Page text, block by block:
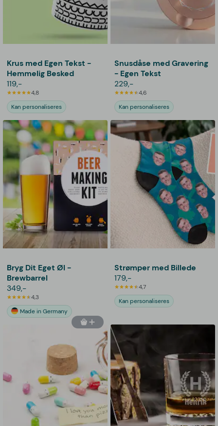
Krus med Egen Tekst -
Hemmelig Besked
119,-
4,8
Kan personaliseres
Snusdåse med Gravering
- Egen Tekst
229,-
4,6
Kan personaliseres
Bryg Dit Eget Øl -
Brewbarrel
349,-
4,3
Made in Germany
Strømper med Billede
179,-
4,7
Kan personaliseres